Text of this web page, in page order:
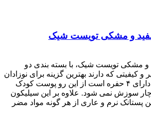
ماه سفید و مشکی تویست شیک، با بسته بندی دو
که دارند بهترین گزینه برای نوزادان
شماست. این پستانک دارای ۴ حفره است از این رو پوست کودک
سوزش نمی شود. علاوه بر این سیلیکون
پستانک نرم و عاری از هر گونه مواد مضر